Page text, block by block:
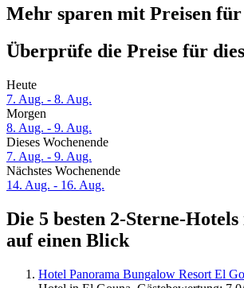
Mehr sparen mit Preisen
Überprüfe die Preise für
Heute
7. Aug. - 8. Aug.
Morgen
8. Aug. - 9. Aug.
Dieses Wochenende
7. Aug. - 9. Aug.
Nächstes Wochenende
14. Aug. - 16. Aug.
Die 5 besten 2-Sterne-
auf einen Blick
Hotel Panorama Bungalow Resort El